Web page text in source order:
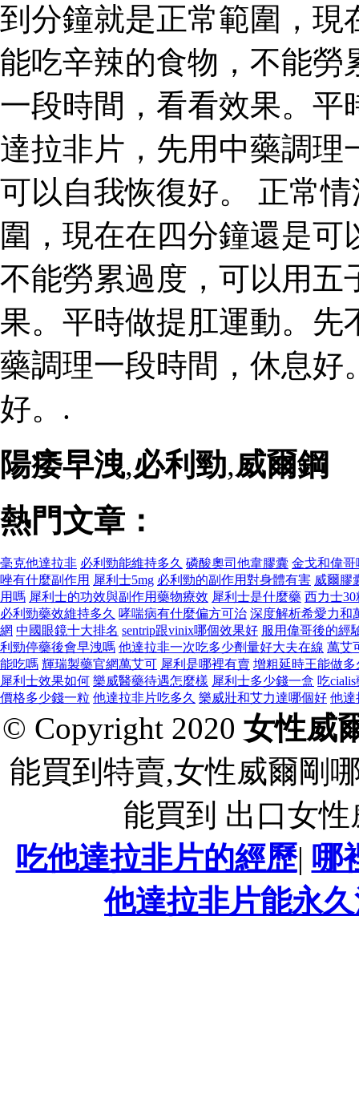
到分鐘就是正常範圍，現
能吃辛辣的食物，不能勞
一段時間，看看效果。平
達拉非片，先用中藥調理
可以自我恢復好。 正常
圍，現在在四分鐘還是
不能勞累過度，可以用五
果。平時做提肛運動。先
藥調理一段時間，休息好
好。.
陽痿早洩,必利勁,威爾鋼
熱門文章：
毫克他達拉非 必利勁能維持多久 磷酸奧司他韋膠囊 金戈和偉哥
唑有什麼副作用 犀利士5mg 必利勁的副作用對身體有害 威爾膠
用嗎 犀利士的功效與副作用藥物療效 犀利士是什麼藥 西力士
必利勁藥效維持多久 哮喘病有什麼偏方可治 深度解析希愛力和
網 中國眼鏡十大排名 sentrip跟vinix哪個效果好 服用偉哥後的經
利勁停藥後會早洩嗎 他達拉非一次吃多少劑量好大夫在線 萬艾
能吃嗎 輝瑞製藥官網萬艾可 犀利是哪裡有賣 增粗延時王能做多
犀利士效果如何 樂威醫藥待遇怎麼樣 犀利士多少錢一盒 吃
價格多少錢一粒 他達拉非片吃多久 樂威壯和艾力達哪個好 他達
© Copyright 2020 女性威
能買到特賣,女性威爾剛
能買到 出口女
吃他達拉非片的經歷| 哪
他達拉非片能永